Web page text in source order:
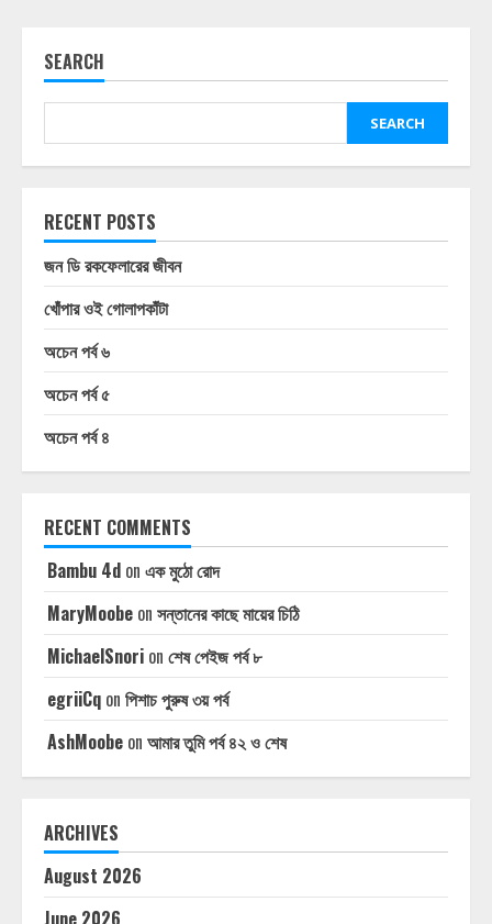
SEARCH
SEARCH
RECENT POSTS
জন ডি রকফেলারের জীবন
খোঁপার ওই গোলাপকাঁটা
অচেন পর্ব ৬
অচেন পর্ব ৫
অচেন পর্ব ৪
RECENT COMMENTS
Bambu 4d on এক মুঠো রোদ
MaryMoobe on সন্তানের কাছে মায়ের চিঠি
MichaelSnori on শেষ পেইজ পর্ব ৮
egriiCq on পিশাচ পুরুষ ৩য় পর্ব
AshMoobe on আমার তুমি পর্ব ৪২ ও শেষ
ARCHIVES
August 2026
June 2026